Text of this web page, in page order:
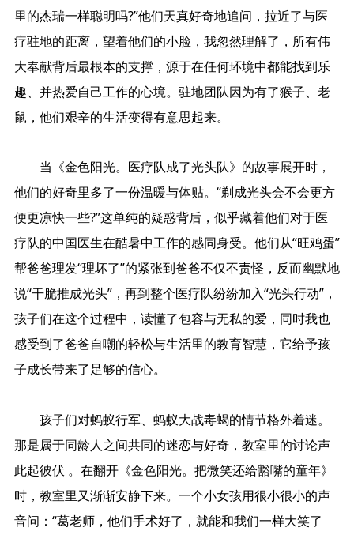
里的杰瑞一样聪明吗?”他们天真好奇地追问，拉近了与医
疗驻地的距离，望着他们的小脸，我忽然理解了，所有伟
大奉献背后最根本的支撑，源于在任何环境中都能找到乐
趣、并热爱自己工作的心境。驻地团队因为有了猴子、老
鼠，他们艰辛的生活变得有意思起来。
当《金色阳光。医疗队成了光头队》的故事展开时，
他们的好奇里多了一份温暖与体贴。“剃成光头会不会更方
便更凉快一些?”这单纯的疑惑背后，似乎藏着他们对于医
疗队的中国医生在酷暑中工作的感同身受。他们从“旺鸡蛋”
帮爸爸理发“理坏了”的紧张到爸爸不仅不责怪，反而幽默地
说“干脆推成光头”，再到整个医疗队纷纷加入“光头行动”，
孩子们在这个过程中，读懂了包容与无私的爱，同时我也
感受到了爸爸自嘲的轻松与生活里的教育智慧，它给予孩
子成长带来了足够的信心。
孩子们对蚂蚁行军、蚂蚁大战毒蝎的情节格外着迷。
那是属于同龄人之间共同的迷恋与好奇，教室里的讨论声
此起彼伏 。在翻开《金色阳光。把微笑还给豁嘴的童年》
时，教室里又渐渐安静下来。一个小女孩用很小很小的声
音问：“葛老师，他们手术好了，就能和我们一样大笑了